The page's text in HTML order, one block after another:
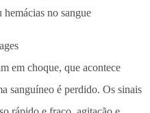
no sangue